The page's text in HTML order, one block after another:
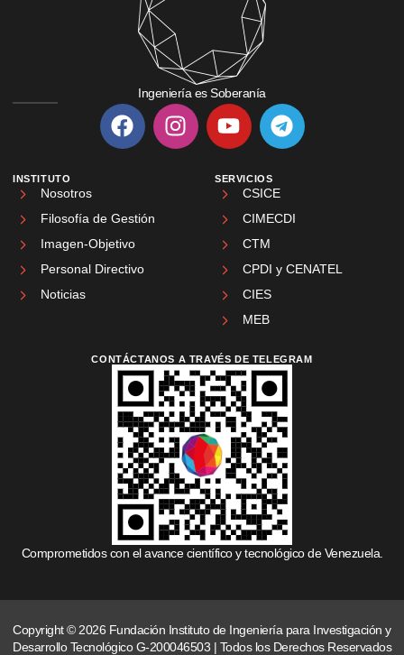
Ingeniería es Soberanía
INSTITUTO
Nosotros
Filosofía de Gestión
Imagen-Objetivo
Personal Directivo
Noticias
SERVICIOS
CSICE
CIMECDI
CTM
CPDI y CENATEL
CIES
MEB
CONTÁCTANOS A TRAVÉS DE TELEGRAM
Comprometidos con el avance científico y tecnológico de Venezuela.
Copyright © 2026 Fundación Instituto de Ingeniería para Investigación y
Desarrollo Tecnológico G-200046503 | Todos los Derechos Reservados